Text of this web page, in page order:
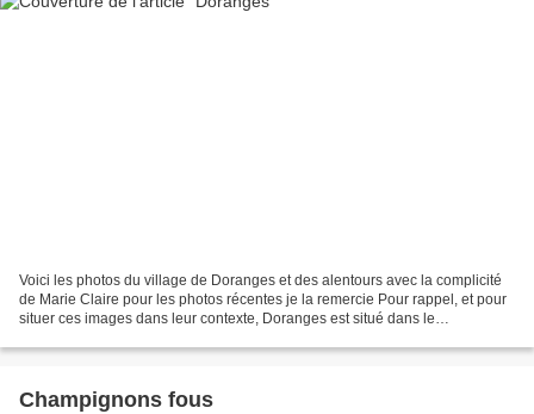
Voici les photos du village de Doranges et des alentours avec la complicité
de Marie Claire pour les photos récentes je la remercie Pour rappel, et pour
situer ces images dans leur contexte, Doranges est situé dans le
Champignons fous